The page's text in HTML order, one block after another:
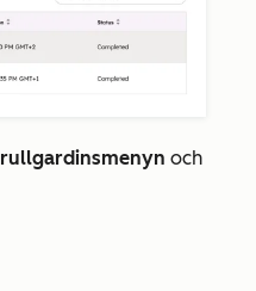
rullgardinsmenyn och